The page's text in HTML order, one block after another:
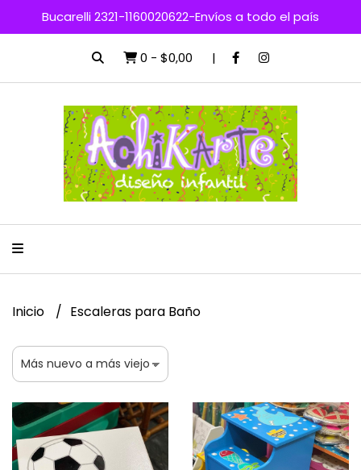
Bucarelli 2321-1160020622-Envíos a todo el país
0 - $0,00
Inicio Escaleras para Baño